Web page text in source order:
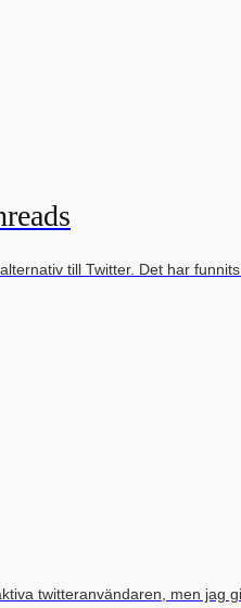
till Twitter. Det har
twitteranvändaren, men jag